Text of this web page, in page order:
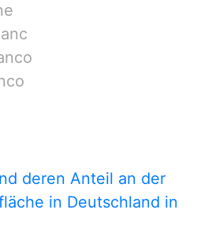
deren Anteil an der
in Deutschland in